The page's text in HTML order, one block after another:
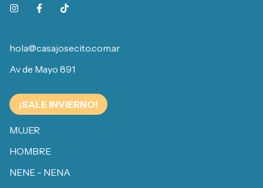
hola@casajosecito.com.ar
Av de Mayo 891
¡SALE INVIERNO!
MUJER
HOMBRE
NENE - NENA